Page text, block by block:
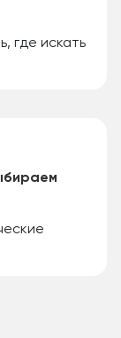
где искать